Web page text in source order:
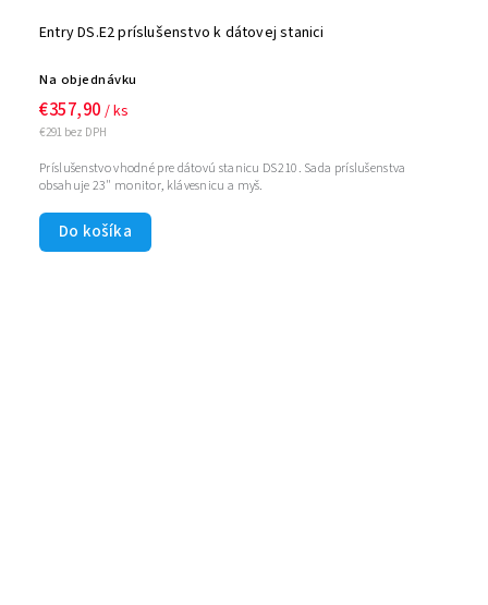
Entry DS.E2 príslušenstvo k dátovej stanici
Na objednávku
€291 bez DPH
€357,90 / ks
Do košíka
Príslušenstvo vhodné pre dátovú stanicu DS210. Sada príslušenstva
obsahuje 23" monitor, klávesnicu a myš.